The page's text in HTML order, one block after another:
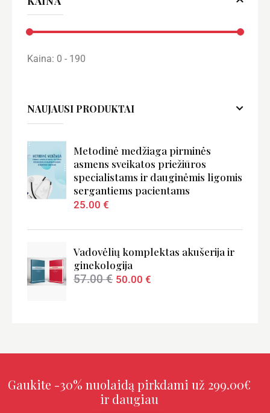
Kaina: 0 - 190
NAUJAUSI PRODUKTAI
Metodinė medžiaga pirminės
asmens sveikatos priežiūros
specialistams ir dauginėmis ligomis
sergantiems pacientams
25.00 €
Vadovėlių komplektas akušerija ir
ginekologija
57.00€ 50.00 €
Gaukite -30% nuolaidą pirkdami už 299.00€
ir daugiau